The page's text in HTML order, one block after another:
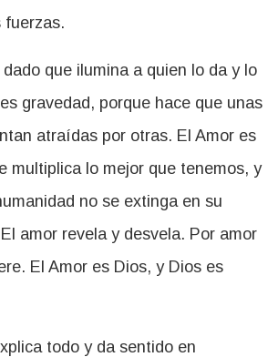
fuerzas.
que ilumina a quien lo da y lo
gravedad, porque hace que unas
atraídas por otras. El Amor es
multiplica lo mejor que tenemos, y
no se extinga en su
amor revela y desvela. Por amor
El Amor es Dios, y Dios es
todo y da sentido en